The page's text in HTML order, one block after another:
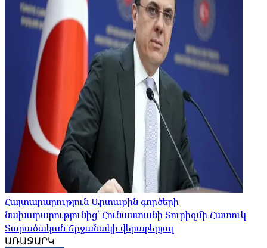
Հայտարարություն Արտաքին գործերի
նախարարությունից՝ Հունաստանի Տուրիզմի Հատուկ
Տարածական Շրջանակի վերաբերյալ
ԱՌԱՋԱՐԿ